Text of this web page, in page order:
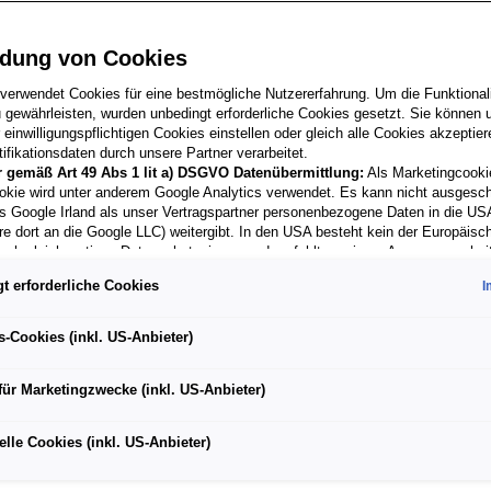
von
auf USB-A
SEAT
von Cookies
Cookies für eine bestmögliche Nutzererfahrung. Um die
gewährleisten, wurden unbedingt erforderliche Cookies gesetzt. Sie können
einwilligungspflichtigen Cookies einstellen oder gleich alle Cookies
durch unsere Partner verarbeitet.
gemäß Art 49 Abs 1 lit a) DSGVO Datenübermittlung: Als
wird unter anderem Google Analytics verwendet. Es kann nicht
Google Irland als unser Vertragspartner personenbezogene Daten in die
dort an die Google LLC) weitergibt. In den USA besteht kein der
gleichwertiges Datenschutzniveau und es fehlt an einem
den USA nicht wirksam durchsetzen können, in den USA keine
einen Zugriff auf Daten erlangen können, wobei Eingriffe in Ihre
Sollten Sie
Sie damit auch gemäß Art 49 Abs 1 lit a) DSGVO der Übermittlung
Cookies enthaltenen personenbezogenen Daten zu. Details zu den
von Google Analytics gesetzt werden, finden Sie in den Cookie-
Webseite.
erforderliche Cookies
Cookies (inkl. US-Anbieter)
Marketingzwecke (inkl. US-Anbieter)
Cookies (inkl. US-Anbieter)